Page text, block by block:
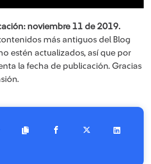
noviembre 11 de 2019.
más antiguos del Blog
estén actualizados, así que por
la fecha de publicación. Gracias